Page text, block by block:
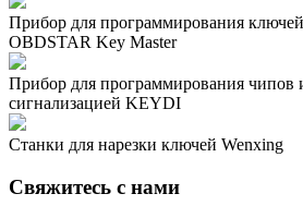
Прибор для программирования
OBDSTAR Key Master
Прибор для программирования чипов
сигнализацией KEYDI
Станки для нарезки ключей Wenxing
Свяжитесь с нами